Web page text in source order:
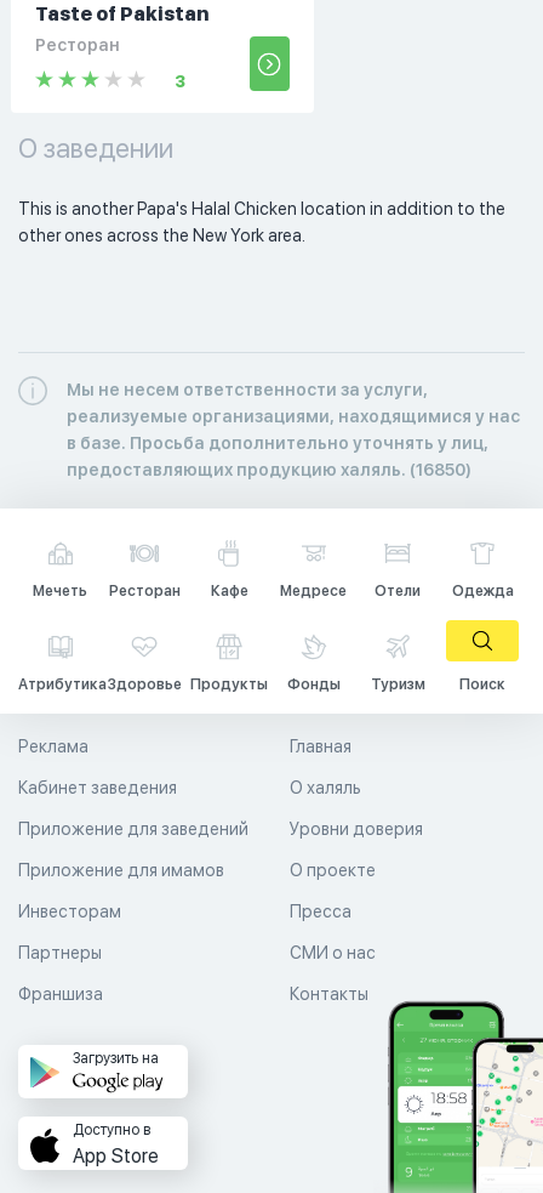
Taste of Pakistan
Ресторан
3
О заведении
This is another Papa's Halal Chicken location in addition to the
other ones across the New York area.
Мы не несем ответственности за услуги,
реализуемые организациями, находящимися у нас
в базе. Просьба дополнительно уточнять у лиц,
предоставляющих продукцию халяль. (16850)
Мечеть Ресторан Кафе Медресе Отели Одежда
АтрибутикаЗдоровье Продукты Фонды Туризм Поиск
Главная
О халяль
Уровни доверия
Реклама
Кабинет заведения
Приложение для заведений
Приложение для имамов О проекте
Пресса
СМИ о нас
Контакты
Инвесторам
Партнеры
Франшиза
Загрузить на
Доступно в
App Store